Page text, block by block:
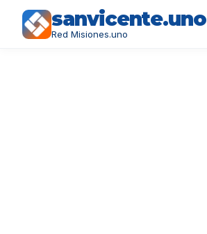
sanvicente.uno
Red Misiones.uno